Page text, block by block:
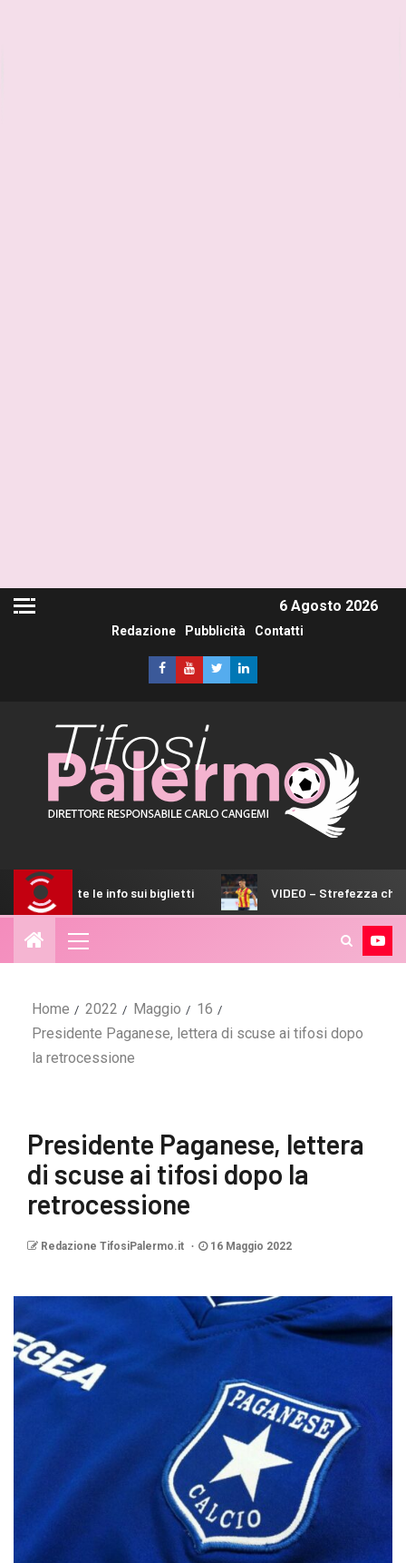
6 Agosto 2026
Redazione Pubblicità Contatti
le info sui biglietti VIDEO – Strefezza chiarisce subito
Home 2022 Maggio
16
Presidente Paganese, lettera di scuse ai tifosi dopo
la retrocessione
Presidente Paganese, lettera
di scuse ai tifosi dopo la
retrocessione
Redazione TifosiPalermo.it 16 Maggio 2022